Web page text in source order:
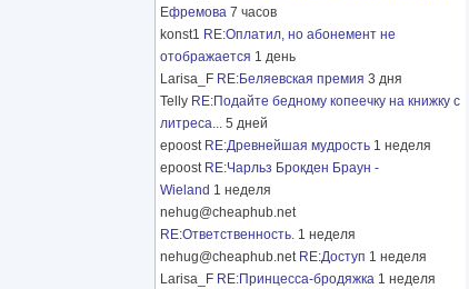
Ефремова 7 часов
konst1 RE:Оплатил, но абонемент не
отображается 1 день
Larisa_F RE:Беляевская премия 3 дня
Telly RE:Подайте бедному копеечку на книжку с
литреса... 5 дней
epoost RE:Древнейшая мудрость 1 неделя
epoost RE:Чарльз Брокден Браун -
Wieland 1 неделя
nehug@cheaphub.net
RE:Ответственность. 1 неделя
nehug@cheaphub.net RE:Доступ 1 неделя
Larisa_F RE:Принцесса-бродяжка 1 неделя